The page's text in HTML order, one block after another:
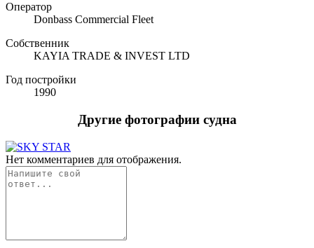
Оператор
Donbass Commercial Fleet
Собственник
KAYIA TRADE & INVEST LTD
Год постройки
1990
Другие фотографии судна
Нет комментариев для отображения.